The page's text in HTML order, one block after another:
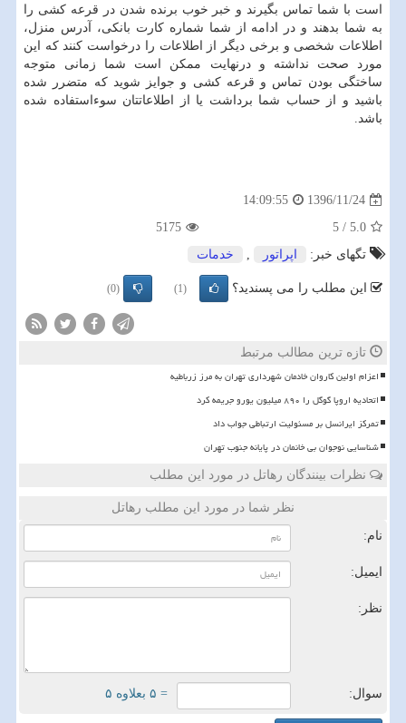
است با شما تماس بگیرند و خبر خوب برنده شدن در قرعه كشی را
به شما بدهند و در ادامه از شما شماره كارت بانكی، آدرس منزل،
اطلاعات شخصی و برخی دیگر از اطلاعات را درخواست كنند كه این
مورد صحت نداشته و درنهایت ممكن است شما زمانی متوجه
ساختگی بودن تماس و قرعه كشی و جوایز شوید كه متضرر شده
باشید و از حساب شما برداشت یا از اطلاعاتتان سوءاستفاده شده
باشد.
1396/11/24
14:09:55
5.0
/
5
5175
تگهای خبر:
اپراتور , خدمات
این مطلب را می پسندید؟ (1)
(0)
تازه ترین مطالب مرتبط
اعزام اولین کاروان خادمان شهرداری تهران به مرز زرباطیه
اتحادیه اروپا گوگل را ۸۹۰ میلیون یورو جریمه کرد
تمرکز ایرانسل بر مسئولیت ارتباطی جواب داد
شناسایی نوجوان بی خانمان در پایانه جنوب تهران
نظرات بینندگان رهاتل در مورد این مطلب
نظر شما در مورد این مطلب رهاتل
نام:
ایمیل:
نظر:
سوال: = ۵ بعلاوه ۵